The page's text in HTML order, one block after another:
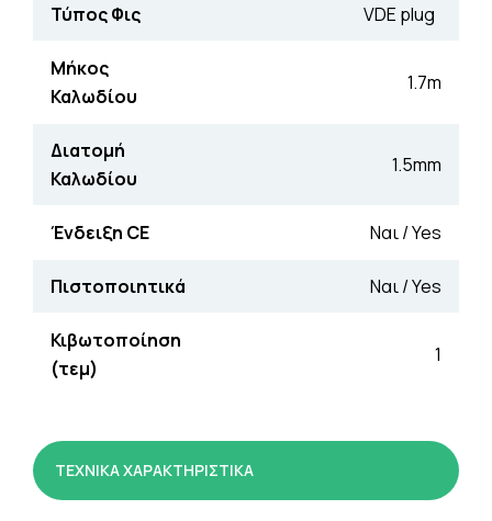
Τύπος Φις VDE plug
Μήκος
Καλωδίου
1.7m
Διατομή
Καλωδίου
1.5mm
Ένδειξη CE Ναι / Yes
Πιστοποιητικά Ναι / Yes
Κιβωτοποίηση
(τεμ)
1
ΤΕΧΝΙΚΑ ΧΑΡΑΚΤΗΡΙΣΤΙΚΑ